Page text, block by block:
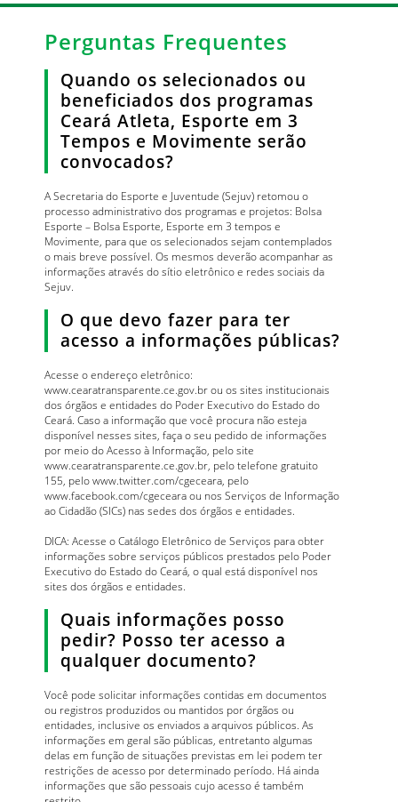
Perguntas Frequentes
Quando os selecionados ou
beneficiados dos programas
Ceará Atleta, Esporte em 3
Tempos e Movimente serão
convocados?
A Secretaria do Esporte e Juventude (Sejuv) retomou o
processo administrativo dos programas e projetos: Bolsa
Esporte – Bolsa Esporte, Esporte em 3 tempos e
Movimente, para que os selecionados sejam contemplados
o mais breve possível. Os mesmos deverão acompanhar as
informações através do sítio eletrônico e redes sociais da
Sejuv.
O que devo fazer para ter
acesso a informações públicas?
Acesse o endereço eletrônico:
www.cearatransparente.ce.gov.br ou os sites institucionais
dos órgãos e entidades do Poder Executivo do Estado do
Ceará. Caso a informação que você procura não esteja
disponível nesses sites, faça o seu pedido de informações
por meio do Acesso à Informação, pelo site
www.cearatransparente.ce.gov.br, pelo telefone gratuito
155, pelo www.twitter.com/cgeceara, pelo
www.facebook.com/cgeceara ou nos Serviços de Informação
ao Cidadão (SICs) nas sedes dos órgãos e entidades.
DICA: Acesse o Catálogo Eletrônico de Serviços para obter
informações sobre serviços públicos prestados pelo Poder
Executivo do Estado do Ceará, o qual está disponível nos
sites dos órgãos e entidades.
Quais informações posso
pedir? Posso ter acesso a
qualquer documento?
Você pode solicitar informações contidas em documentos
ou registros produzidos ou mantidos por órgãos ou
entidades, inclusive os enviados a arquivos públicos. As
informações em geral são públicas, entretanto algumas
delas em função de situações previstas em lei podem ter
restrições de acesso por determinado período. Há ainda
informações que são pessoais cujo acesso é também